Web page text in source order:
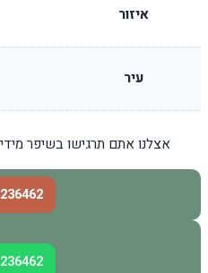
איזור
עיר
אצלנו אתם תרגישו בשיפר